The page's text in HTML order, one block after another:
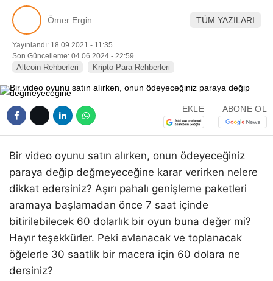
Ömer Ergin TÜM YAZILARI
Yayınlandı: 18.09.2021 - 11:35
Son Güncelleme: 04.06.2024 - 22:59
Altcoin Rehberleri Kripto Para Rehberleri
EKLE ABONE OL
Bir video oyunu satın alırken, onun ödeyeceğiniz
paraya değip değmeyeceğine karar verirken nelere
dikkat edersiniz? Aşırı pahalı genişleme paketleri
aramaya başlamadan önce 7 saat içinde
bitirilebilecek 60 dolarlık bir oyun buna değer mi?
Hayır teşekkürler. Peki avlanacak ve toplanacak
öğelerle 30 saatlik bir macera için 60 dolara ne
dersiniz?